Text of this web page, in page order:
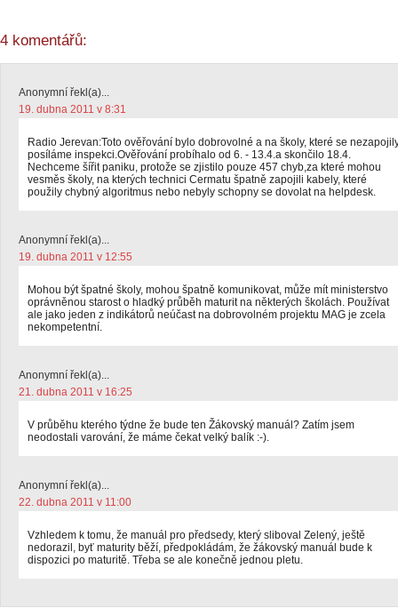
4 komentářů:
Anonymní řekl(a)...
19. dubna 2011 v 8:31
Radio Jerevan:Toto ověřování bylo dobrovolné a na školy, které se
posíláme inspekci.Ověřování probíhalo od 6. - 13.4.a skončilo 18.4.
Nechceme šířit paniku, protože se zjistilo pouze 457 chyb,za které mohou
vesměs školy, na kterých technici Cermatu špatně zapojili kabely, které
použily chybný algoritmus nebo nebyly schopny se dovolat na helpdesk.
Anonymní řekl(a)...
19. dubna 2011 v 12:55
Mohou být špatné školy, mohou špatně komunikovat, může mít ministerstvo
oprávněnou starost o hladký průběh maturit na některých školách. Používat
ale jako jeden z indikátorů neúčast na dobrovolném projektu MAG je zcela
nekompetentní.
Anonymní řekl(a)...
21. dubna 2011 v 16:25
V průběhu kterého týdne že bude ten Žákovský manuál? Zatím jsem
neodostali varování, že máme čekat velký balík :-).
Anonymní řekl(a)...
22. dubna 2011 v 11:00
Vzhledem k tomu, že manuál pro předsedy, který sliboval Zelený, ještě
nedorazil, byť maturity běží, předpokládám, že žákovský manuál bude k
dispozici po maturitě. Třeba se ale konečně jednou pletu.